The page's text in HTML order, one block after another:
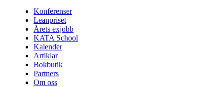
Konferenser
Leanpriset
Årets exjobb
KATA School
Kalender
Artiklar
Bokbutik
Partners
Om oss